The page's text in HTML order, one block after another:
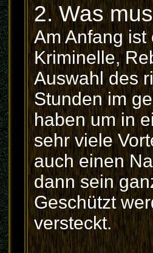
2. Was
Am Anfang
Kriminelle,
Auswahl des
Stunden im
haben um in
sehr viele
auch einen
dann sein
Geschützt
versteckt.